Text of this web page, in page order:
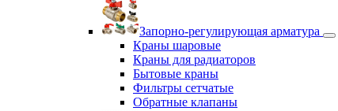
Запорно-регулирующая арматура
Краны шаровые
Краны для радиаторов
Бытовые краны
Фильтры сетчатые
Обратные клапаны